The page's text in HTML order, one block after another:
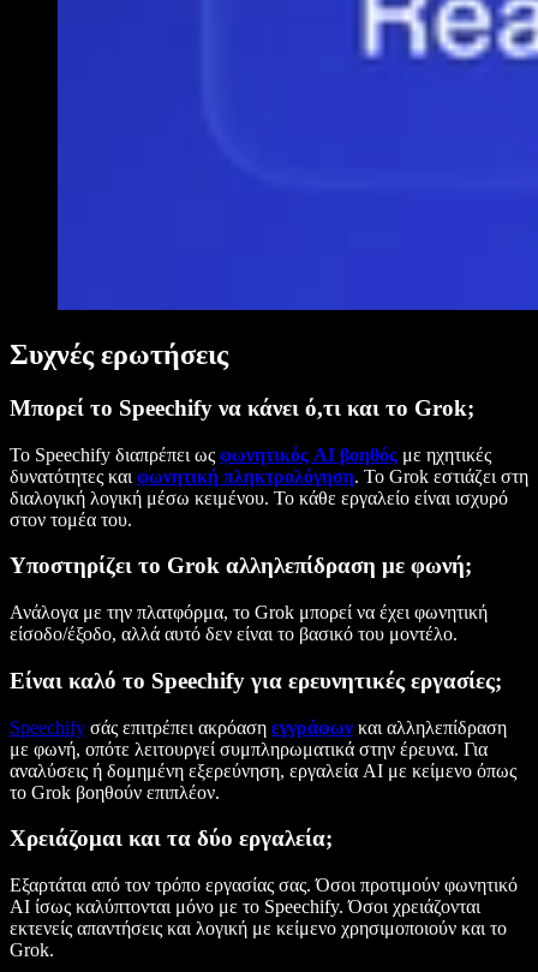
Συχνές ερωτήσεις
Μπορεί το Speechify να κάνει ό,τι και το Grok;
Το Speechify διαπρέπει ως φωνητικός AI βοηθός με ηχητικές
δυνατότητες και φωνητική πληκτρολόγηση. Το Grok εστιάζει στη
διαλογική λογική μέσω κειμένου. Το κάθε εργαλείο είναι ισχυρό
στον τομέα του.
Υποστηρίζει το Grok αλληλεπίδραση με φωνή;
Ανάλογα με την πλατφόρμα, το Grok μπορεί να έχει φωνητική
είσοδο/έξοδο, αλλά αυτό δεν είναι το βασικό του μοντέλο.
Είναι καλό το Speechify για ερευνητικές εργασίες;
Speechify σάς επιτρέπει ακρόαση εγγράφων και αλληλεπίδραση
με φωνή, οπότε λειτουργεί συμπληρωματικά στην έρευνα. Για
αναλύσεις ή δομημένη εξερεύνηση, εργαλεία AI με κείμενο όπως
το Grok βοηθούν επιπλέον.
Χρειάζομαι και τα δύο εργαλεία;
Εξαρτάται από τον τρόπο εργασίας σας. Όσοι προτιμούν φωνητικό
AI ίσως καλύπτονται μόνο με το Speechify. Όσοι χρειάζονται
εκτενείς απαντήσεις και λογική με κείμενο χρησιμοποιούν και το
Grok.